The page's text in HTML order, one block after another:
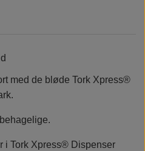
med de bløde Tork Xpress®
i Tork Xpress® Dispenser